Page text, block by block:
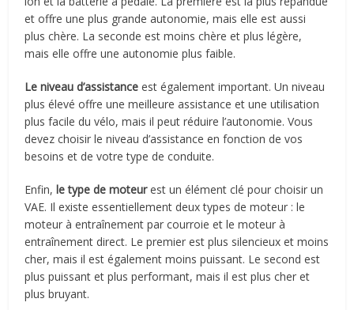
et offre une plus grande autonomie, mais elle est aussi
plus chère. La seconde est moins chère et plus légère,
mais elle offre une autonomie plus faible.
Le niveau d’assistance est également important. Un niveau
plus élevé offre une meilleure assistance et une utilisation
plus facile du vélo, mais il peut réduire l’autonomie. Vous
devez choisir le niveau d’assistance en fonction de vos
besoins et de votre type de conduite.
Enfin,le type de moteurest un élément clé pour choisir un
VAE. Il existe essentiellement deux types de moteur : le
moteur à entraînement par courroie et le moteur à
entraînement direct. Le premier est plus silencieux et moins
cher, mais il est également moins puissant. Le second est
plus puissant et plus performant, mais il est plus cher et
plus bruyant.